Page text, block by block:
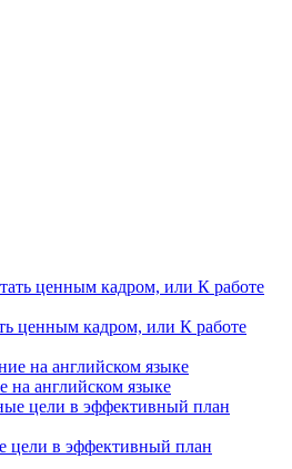
ценным кадром, или К работе
на английском языке
цели в эффективный план